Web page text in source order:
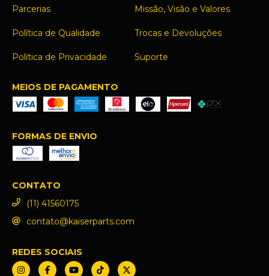
Parcerias Missão, Visão e Valores
Política de Qualidade Trocas e Devoluções
Politica de Privacidade Suporte
MEIOS DE PAGAMENTO
FORMAS DE ENVIO
CONTATO
(11) 41560175
contato@kaiserparts.com
REDES SOCIAIS